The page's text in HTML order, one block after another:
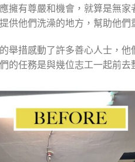
擁有尊嚴和機會，就算是無
供他們洗澡的地方，幫助他們
舉措感動了許多善心人士，
的任務是與幾位志工一起前去